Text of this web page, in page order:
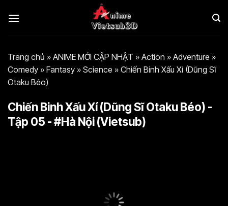
qua
Trang chủ » ANIME MỚI CẬP NHẬT » Action » Adventure »
Comedy » Fantasy » Science » Chiến Binh Xấu Xí (Dũng Sĩ
Otaku Béo)
Chiến Binh Xấu Xí (Dũng Sĩ Otaku Béo) -
Tập 05 - #Hà Nội (Vietsub)